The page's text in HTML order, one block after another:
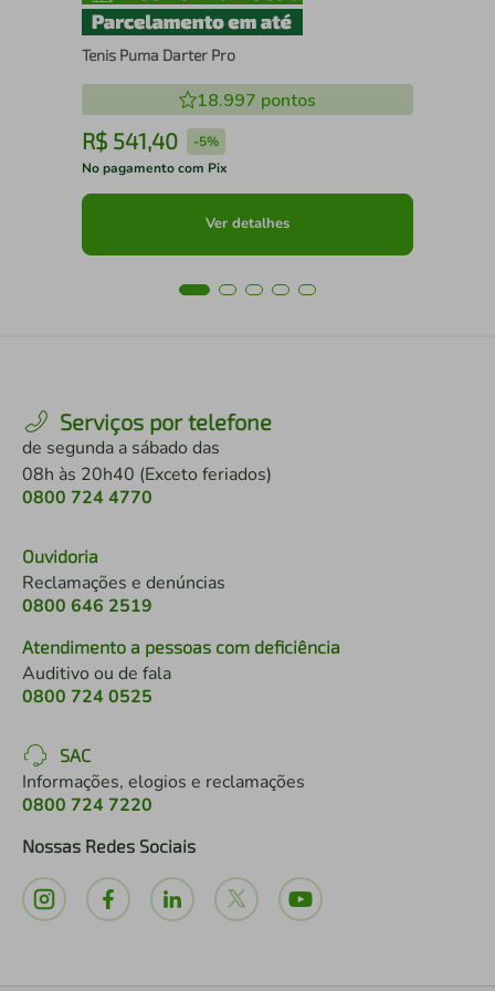
Tenis Puma Darter Pro
18.997 pontos
R$ 541,40 -5%
No pagamento com Pix
Ver detalhes
Serviços por telefone
de segunda a sábado das
08h às 20h40 (Exceto feriados)
0800 724 4770
Ouvidoria
Reclamações e denúncias
0800 646 2519
Atendimento a pessoas com deficiência
Auditivo ou de fala
0800 724 0525
SAC
Informações, elogios e reclamações
0800 724 7220
Nossas Redes Sociais